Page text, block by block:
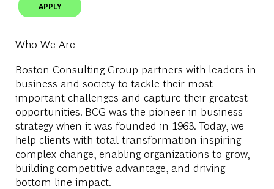
APPLY
Who We Are
Boston Consulting Group partners with leaders in
business and society to tackle their most
important challenges and capture their greatest
opportunities. BCG was the pioneer in business
strategy when it was founded in 1963. Today, we
help clients with total transformation-inspiring
complex change, enabling organizations to grow,
building competitive advantage, and driving
bottom-line impact.